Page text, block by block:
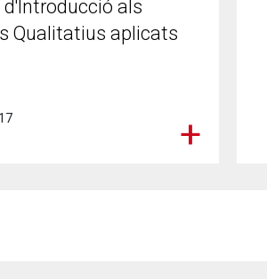
d'Introducció als
Qualitatius aplicats